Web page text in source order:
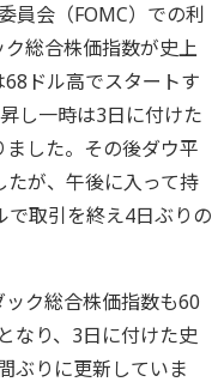
員会（FOMC）での利
総合株価指数が史上
ドル高でスタートす
し一時は3日に付けた
した。その後ダウ平
が、午後に入って持
で取引を終え4日ぶりの
ク総合株価指数も60
なり、3日に付けた史
ぶりに更新していま